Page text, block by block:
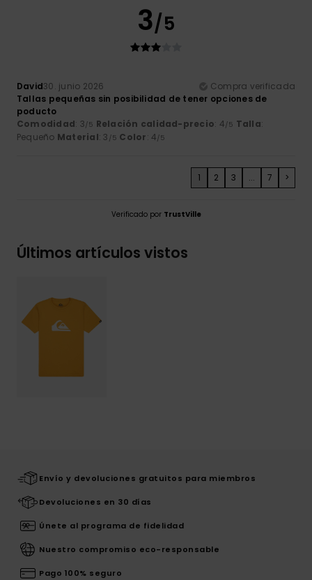
3/5
David30. junio 2026
Compra verificada
Tallas pequeñas sin posibilidad de tener opciones de
poducto
Comodidad: 3/5 Relación calidad-precio: 4/5 Talla:
Pequeño Material: 3 /5 Color: 4/5
1 2 3 ... 7 >
Verificado por TrustVille
Últimos artículos vistos
Envío y devoluciones gratuitos para miembros
Devoluciones en 30 días
Únete al programa de fidelidad
Nuestro compromiso eco-responsable
Pago 100% seguro